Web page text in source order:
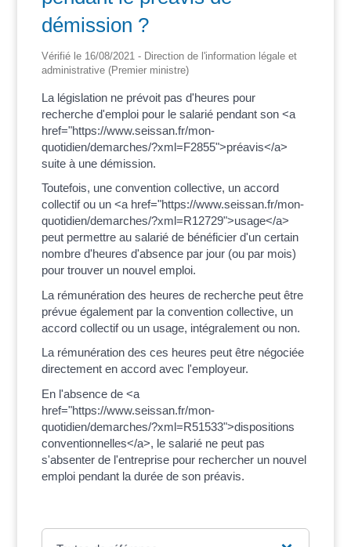
démission ?
Vérifié le 16/08/2021 - Direction de l'information légale et
administrative (Premier ministre)
La législation ne prévoit pas d'heures pour
recherche d'emploi pour le salarié pendant son <a
href="https://www.seissan.fr/mon-
quotidien/demarches/?xml=F2855">préavis</a>
suite à une démission.
Toutefois, une convention collective, un accord
collectif ou un <a href="https://www.seissan.fr/mon-
quotidien/demarches/?xml=R12729">usage</a>
peut permettre au salarié de bénéficier d'un certain
nombre d'heures d'absence par jour (ou par mois)
pour trouver un nouvel emploi.
La rémunération des heures de recherche peut être
prévue également par la convention collective, un
accord collectif ou un usage, intégralement ou non.
La rémunération des ces heures peut être négociée
directement en accord avec l'employeur.
En l'absence de <a
href="https://www.seissan.fr/mon-
quotidien/demarches/?xml=R51533">dispositions
conventionnelles</a>, le salarié ne peut pas
s'absenter de l'entreprise pour rechercher un nouvel
emploi pendant la durée de son préavis.